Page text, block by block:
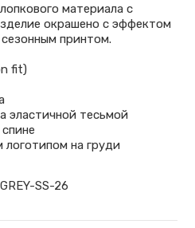
материала с
окрашено с эффектом
принтом.
fit)
эластичной тесьмой
на груди
SS-26